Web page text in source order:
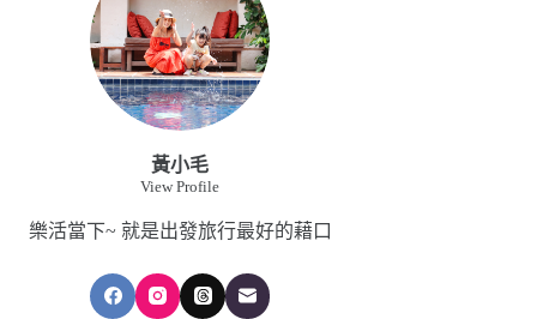
黃小毛
View Profile
樂活當下~ 就是出發旅行最好的藉口